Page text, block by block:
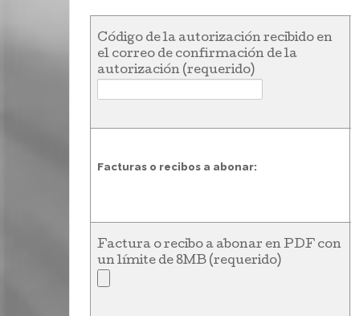
Código de la autorización recibido en
el correo de confirmación de la
autorización (requerido)
Facturas o recibos a abonar:
Factura o recibo a abonar en PDF con
un límite de 8MB (requerido)